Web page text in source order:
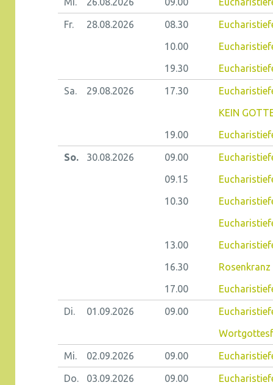
Fr. 28.08.2026 08.30
10.00
19.30
Sa. 29.08.2026 17.30
KEIN
19.00
So. 30.08.2026 09.00
09.15
10.30
13.00
16.30
17.00
Di. 01.09.2026 09.00
Mi. 02.09.2026 09.00
Do. 03.09.2026 09.00